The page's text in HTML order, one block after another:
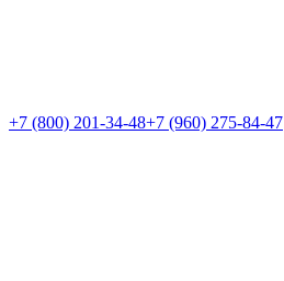
+7 (800) 201-34-48+7 (960) 275-84-47